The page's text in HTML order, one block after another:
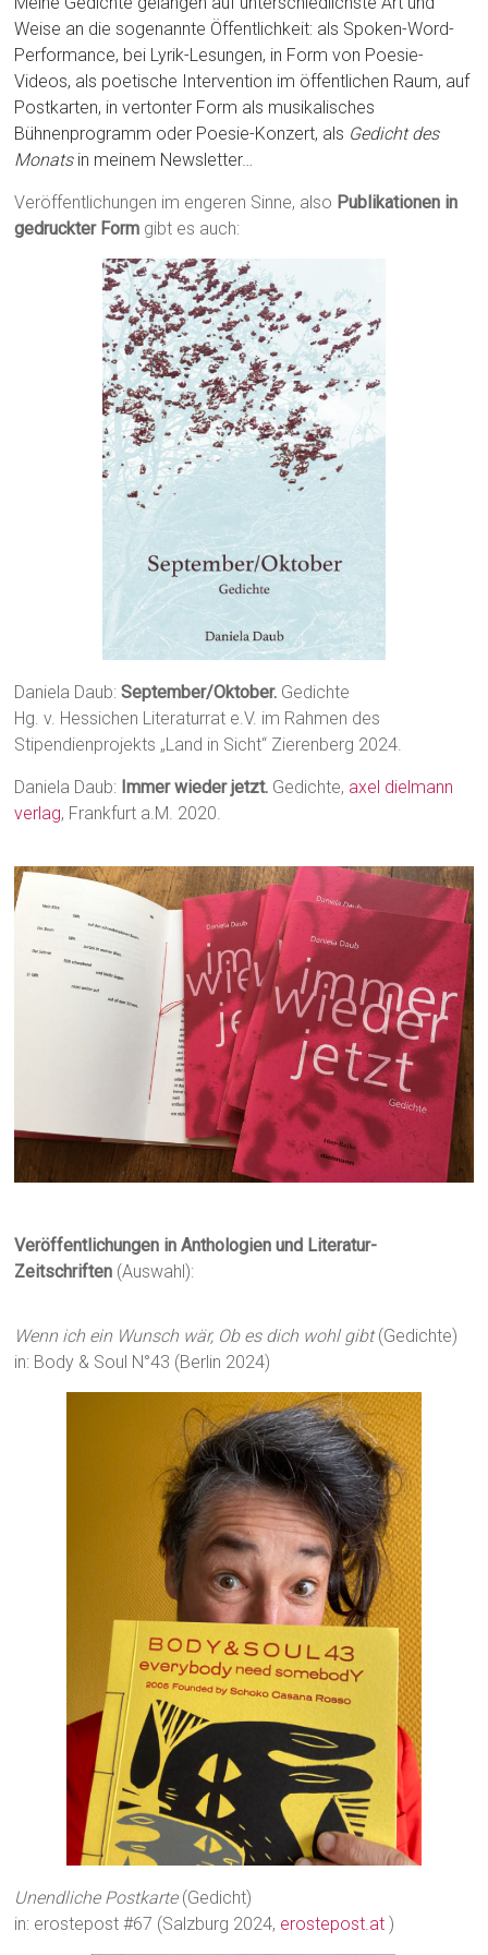
Weise an die sogenannte Öffentlichkeit: als Spoken-Word-
Performance, bei Lyrik-Lesungen, in Form von Poesie-
Videos, als poetische Intervention im öffentlichen Raum, auf
Postkarten, in vertonter Form als musikalisches
Bühnenprogramm oder Poesie-Konzert, als Gedicht des
Monatsin meinem Newsletter…
Veröffentlichungen im engeren Sinne, also Publikationen in
gedruckter Form gibt es auch:
Daniela Daub:September/Oktober. Gedichte
Hg. v. Hessichen Literaturrat e.V. im Rahmen des
Stipendienprojekts „Land in Sicht“ Zierenberg 2024.
Daniela Daub: Immer wieder jetzt. Gedichte, axel dielmann
verlag, Frankfurt a.M. 2020.
Veröffentlichungen in Anthologien und Literatur-
Zeitschriften (Auswahl):
Wenn ich ein Wunsch wär, Ob es dich wohl gibt(Gedichte)
in: Body & Soul N°43 (Berlin 2024)
Unendliche Postkarte(Gedicht)
in: erostepost #67 (Salzburg 2024, erostepost.at )